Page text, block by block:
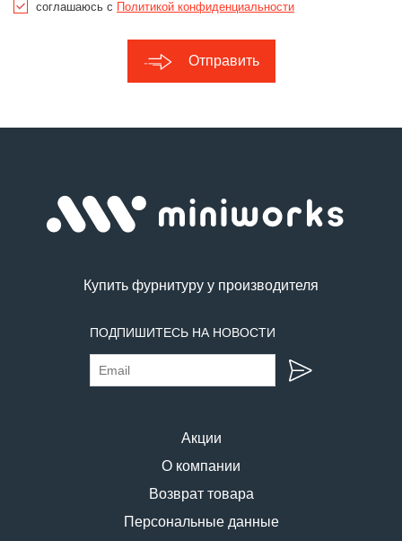
соглашаюсь с Политикой конфиденциальности
Отправить
Купить фурнитуру у производителя
ПОДПИШИТЕСЬ НА НОВОСТИ
Акции
О компании
Возврат товара
Персональные данные